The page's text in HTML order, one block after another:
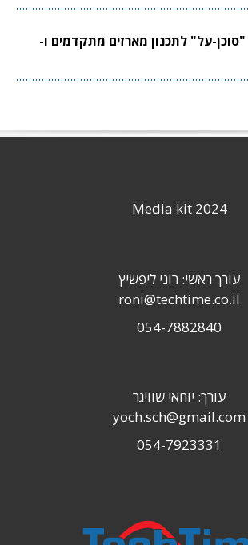
על" לתכנון מארזים מתקדמים ו-
Media kit 2024
עורך ראשי: רוני ליפשיץ
roni@techtime.co.il
054-7882840
עורך: יוחאי שוויגר
yoch.sch@gmail.com
054-7923331